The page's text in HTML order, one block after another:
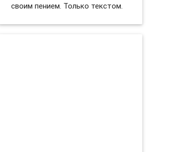
своим пением. Только текстом.